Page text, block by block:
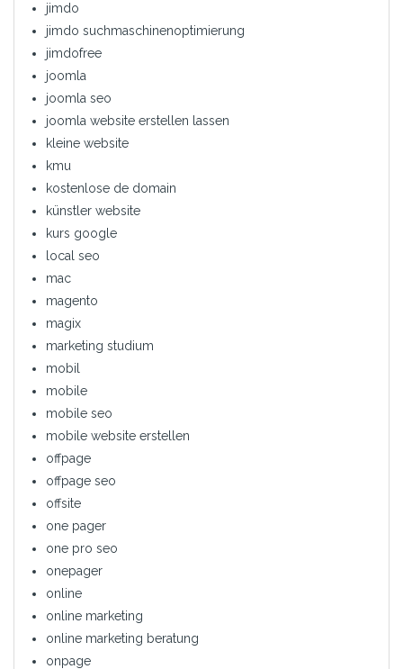
jimdo
jimdo suchmaschinenoptimierung
jimdofree
joomla
joomla seo
joomla website erstellen lassen
kleine website
kmu
kostenlose de domain
künstler website
kurs google
local seo
mac
magento
magix
marketing studium
mobil
mobile
mobile seo
mobile website erstellen
offpage
offpage seo
offsite
one pager
one pro seo
onepager
online
online marketing
online marketing beratung
onpage